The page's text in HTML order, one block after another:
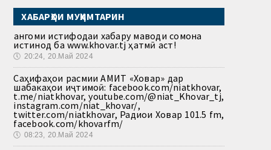
ХАБАРҲОИ МУҲИМТАРИН
Ҳангоми истифодаи хабару маводи сомона
истинод ба www.khovar.tj ҳатмӣ аст!
🕔 20:24, 20.Май 2024
Саҳифаҳои расмии АМИТ «Ховар» дар
шабакаҳои иҷтимоӣ: facebook.com/niatkhovar,
t.me/niatkhovar, youtube.com/@niat_Khovar_tj,
instagram.com/niat_khovar/,
twitter.com/niatkhovar, Радиои Ховар 101.5 fm,
facebook.com/khovarfm/
🕔 08:23, 20.Май 2024